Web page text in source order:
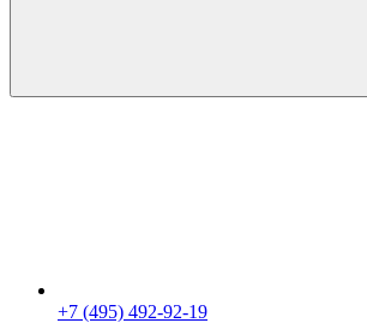
+7 (495) 492-92-19